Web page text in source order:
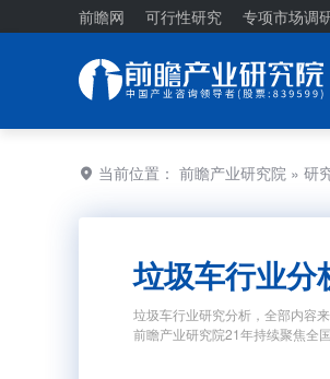
前瞻网 可行性研究 专项市场调
当前位置： 前瞻产业研究院 » 研
垃圾车行业分
垃圾车行业研究分析，全部内容
前瞻产业研究院21年持续聚焦全